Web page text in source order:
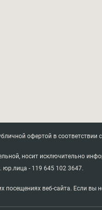
офертой в соответствии
носит исключительно
юр.лица - 119 645 102 3647.
веб-сайта. Если вы